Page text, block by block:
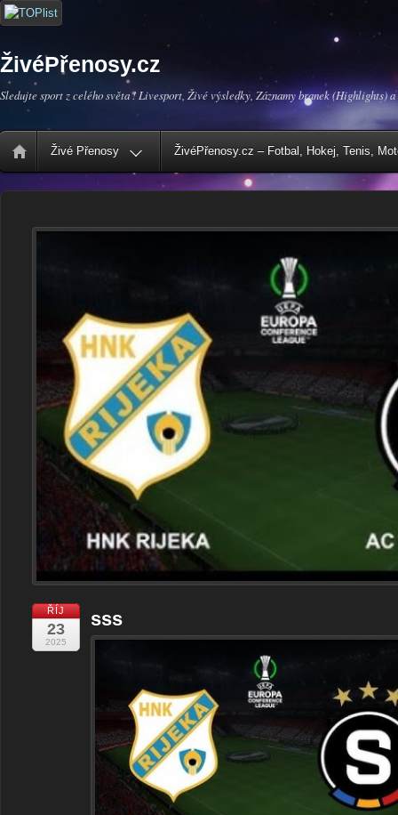
ŽivéPřenosy.cz
Sledujte sport z celého světa ! Livesport, Živé výsledky, Záznamy branek (Highlights) a
Živé Přenosy ŽivéPřenosy.cz – Fotbal, Hokej, Tenis,
ŘÍJ
23
2025
sss